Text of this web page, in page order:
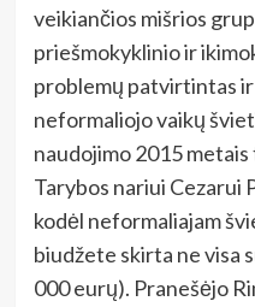
veikiančios mišrios
priešmokyklinio ir
problemų patvirtintas
neformaliojo vaikų
naudojimo 2015 metais
Tarybos nariui Cezarui
kodėl neformaliajam
biudžete skirta ne visa
000 eurų). Pranešėjo